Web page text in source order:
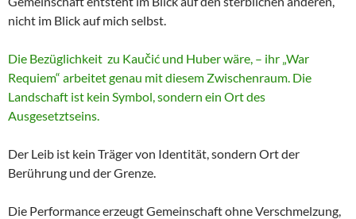
nicht im Blick auf mich selbst.
Die Bezüglichkeit zu Kaučić und Huber wäre, – ihr „War
Requiem“ arbeitet genau mit diesem Zwischenraum. Die
Landschaft ist kein Symbol, sondern ein Ort des
Ausgesetztseins.
Der Leib ist kein Träger von Identität, sondern Ort der
Berührung und der Grenze.
Die Performance erzeugt Gemeinschaft ohne Verschmelzung,